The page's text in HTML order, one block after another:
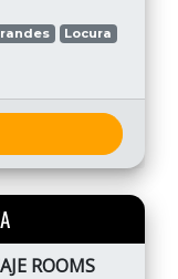
Locura
ROOMS